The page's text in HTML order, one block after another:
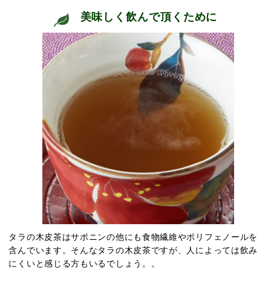
美味しく飲んで頂くために
タラの木皮茶はサポニンの他にも食物繊維やポリフェノールを
含んでいます 。そんなタラの木皮茶ですが、人によっては飲み
にくいと感じる方もいるでしょう。
。